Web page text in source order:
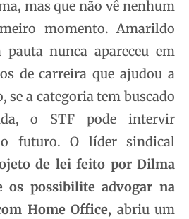
mas que não vê nenhum
momento. Amarildo
pauta nunca apareceu em
de carreira que ajudou a
se a categoria tem buscado
o STF pode intervir
futuro. O líder sindical
de lei feito por Dilma
os possibilite advogar na
Home Office, abriu um